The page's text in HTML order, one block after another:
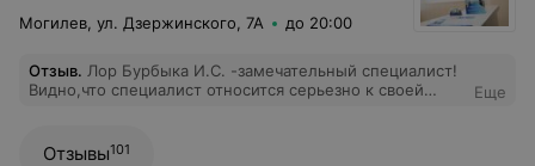
Могилев, ул. Дзержинского, 7А до 20:00
Отзыв. Лор Бурбыка И.С. -замечательный специалист!
Видно,что специалист относится серьезно к своей
Еще
Отзывы101